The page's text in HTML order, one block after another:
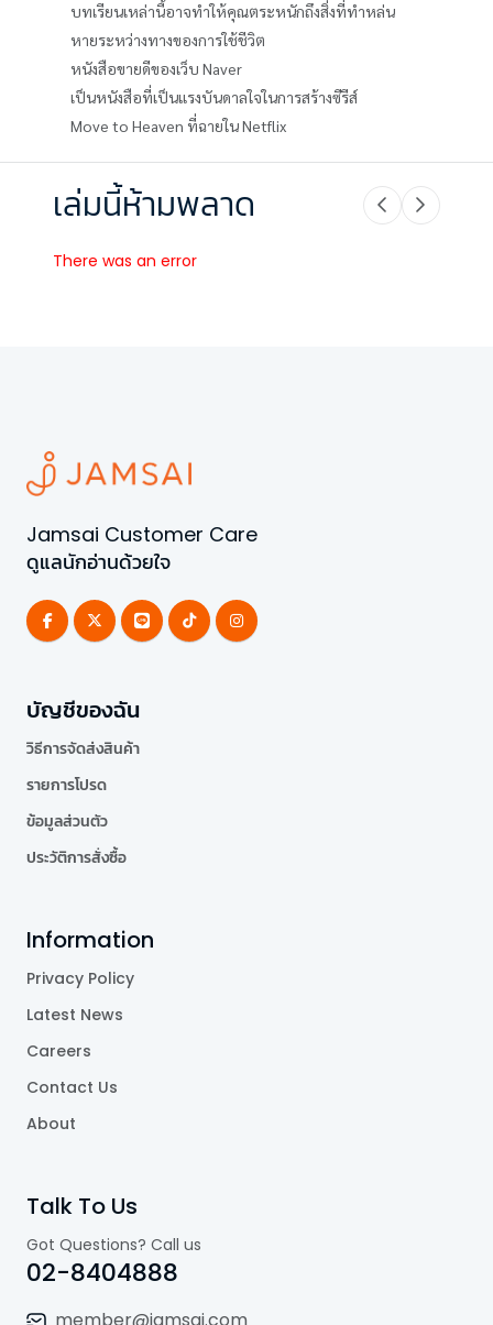
บทเรียนเหล่านี้อาจทำให้คุณตระหนักถึงสิ่งที่ทำหล่น
หายระหว่างทางของการใช้ชีวิต
หนังสือขายดีของเว็บ Naver
เป็นหนังสือที่เป็นแรงบันดาลใจในการสร้างซีรีส์
Move to Heaven ที่ฉายใน Netflix
เล่มนี้ห้ามพลาด
There was an error
Jamsai Customer Care
ดูแลนักอ่านด้วยใจ
บัญชีของฉัน
วิธีการจัดส่งสินค้า
รายการโปรด
ข้อมูลส่วนตัว
ประวัติการสั่งซื้อ
Information
Privacy Policy
Latest News
Careers
Contact Us
About
Talk To Us
Got Questions? Call us
02-8404888